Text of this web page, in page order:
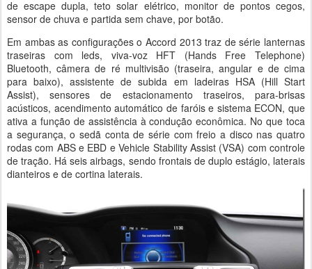
de escape dupla, teto solar elétrico, monitor de pontos cegos,
sensor de chuva e partida sem chave, por botão.
Em ambas as configurações o Accord 2013 traz de série lanternas
traseiras com leds, viva-voz HFT (Hands Free Telephone)
Bluetooth, câmera de ré multivisão (traseira, angular e de cima
para baixo), assistente de subida em ladeiras HSA (Hill Start
Assist), sensores de estacionamento traseiros, para-brisas
acústicos, acendimento automático de faróis e sistema ECON, que
ativa a função de assistência à condução econômica. No que toca
a segurança, o sedã conta de série com freio a disco nas quatro
rodas com ABS e EBD e Vehicle Stability Assist (VSA) com controle
de tração. Há seis airbags, sendo frontais de duplo estágio, laterais
dianteiros e de cortina laterais.